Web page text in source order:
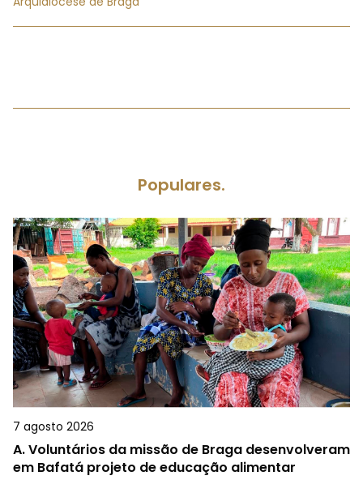
Populares.
7 agosto 2026
A.Voluntários da missão de Braga desenvolveram
em Bafatá projeto de educação alimentar